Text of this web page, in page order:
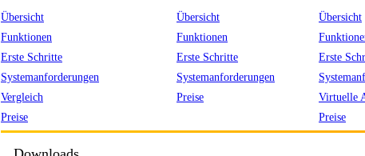
Übersicht
Funktionen
Erste Schritte
Systemanforderungen
Vergleich
Preise
Übersicht
Funktionen
Erste Schritte
Systemanforderungen
Preise
Übersicht
Erste
Virtuelle
Preise